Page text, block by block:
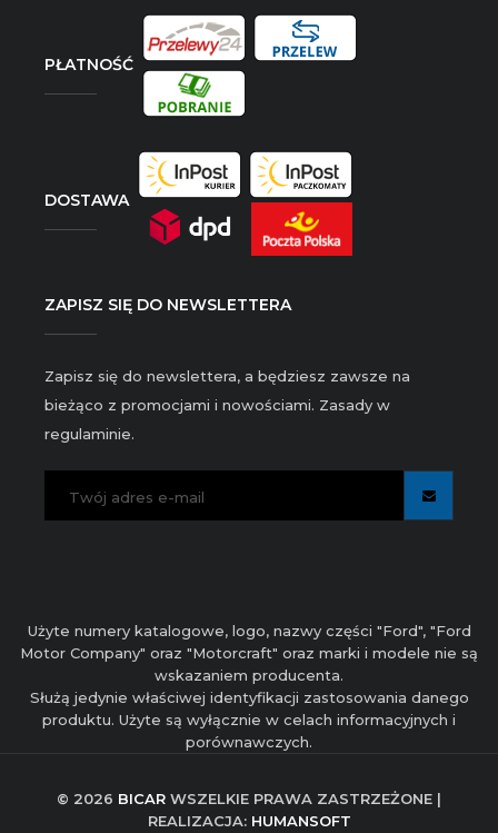
PŁATNOŚĆ
DOSTAWA
ZAPISZ SIĘ DO NEWSLETTERA
Zapisz się do newslettera, a będziesz zawsze na
bieżąco z promocjami i nowościami. Zasady w
regulaminie.
Użyte numery katalogowe, logo, nazwy części "Ford", "Ford
Motor Company" oraz "Motorcraft" oraz marki i modele nie są
wskazaniem producenta.
Służą jedynie właściwej identyfikacji zastosowania danego
produktu. Użyte są wyłącznie w celach informacyjnych i
porównawczych.
© 2026 BICAR WSZELKIE PRAWA ZASTRZEŻONE |
REALIZACJA: HUMANSOFT